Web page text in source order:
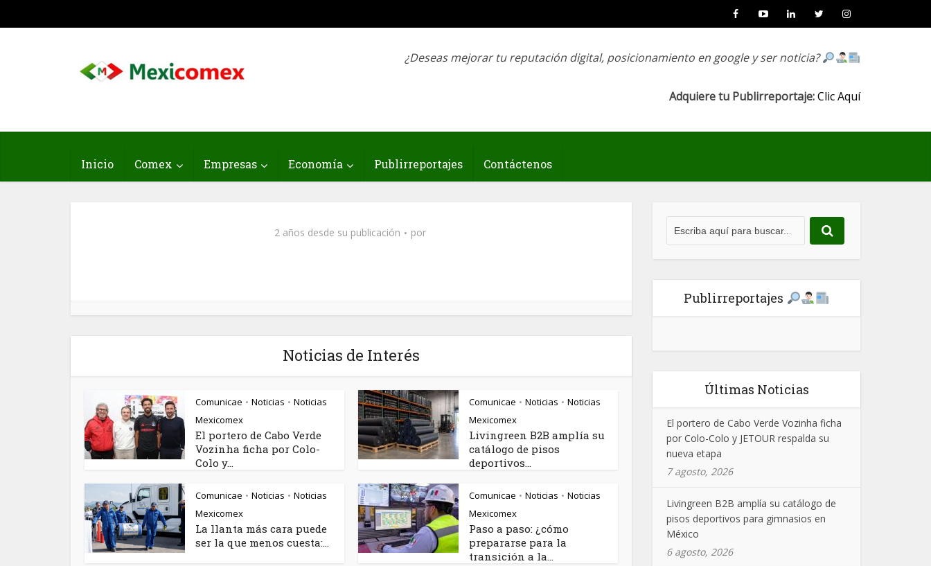
¿Deseas mejorar tu reputación digital, posicionamiento en google y ser noticia?
Adquiere tu Publirreportaje:Clic Aquí
Inicio Comex Empresas Economía Publirreportajes Contáctenos
2 años desde su publicación por
Noticias de Interés
Comunicae • Noticias • Noticias
Mexicomex
El portero de Cabo Verde
Vozinha ficha por Colo-
Colo y...
Comunicae • Noticias • Noticias
Mexicomex
Livingreen B2B amplía su
catálogo de pisos
deportivos...
Comunicae • Noticias • Noticias
Mexicomex
La llanta más cara puede
ser la que menos cuesta:...
Comunicae • Noticias • Noticias
Mexicomex
Paso a paso: ¿cómo
prepararse para la
transición a la...
Publirreportajes
Últimas Noticias
El portero de Cabo Verde Vozinha ficha
por Colo-Colo y JETOUR respalda su
nueva etapa
7 agosto, 2026
Livingreen B2B amplía su catálogo de
pisos deportivos para gimnasios en
México
6 agosto, 2026